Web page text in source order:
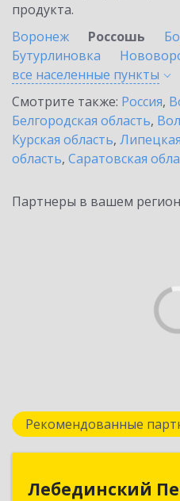
продукта.
Воронеж
Россошь
Бутурлиновка
все населенные пункты
Смотрите также: Россия,
Белгородская область,
Курская область,
область, Саратовская
Партнеры в вашем
Рекомендованные
Лебединский
Лебединский